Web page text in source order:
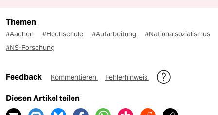
Themen
#Aachen #Hochschule #Aufarbeitung
#Nationalsozialismus
#NS-Forschung
Feedback Kommentieren Fehlerhinweis
Diesen Artikel teilen